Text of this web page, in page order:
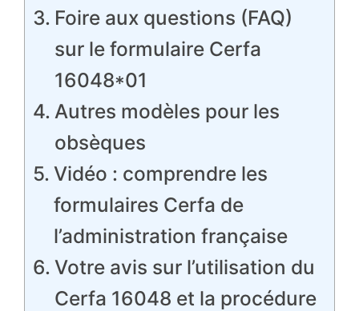
Foire aux questions (FAQ)
sur le formulaire Cerfa
16048*01
Autres modèles pour les
obsèques
Vidéo : comprendre les
formulaires Cerfa de
l’administration française
Votre avis sur l’utilisation du
Cerfa 16048 et la procédure